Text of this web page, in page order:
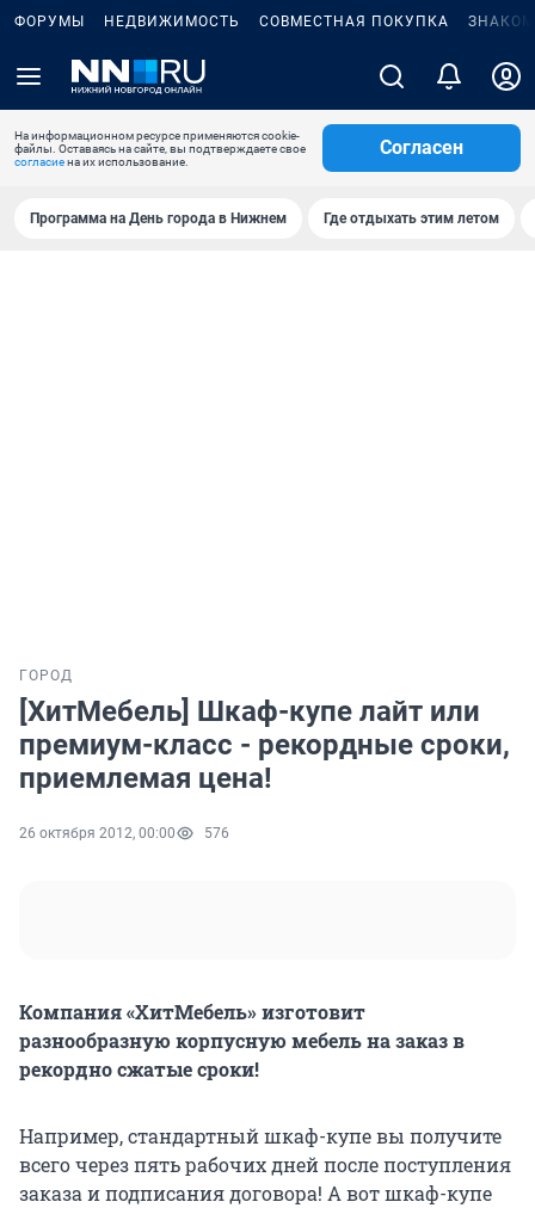
ФОРУМЫ НЕДВИЖИМОСТЬ СОВМЕСТНАЯ ПОКУПКА
На информационном ресурсе применяются cookie-
файлы. Оставаясь на сайте, вы подтверждаете свое
согласиена их использование.
Согласен
Программа на День города в Нижнем Где отдыхать этим летом
ГОРОД
[ХитМебель] Шкаф-купе лайт или
премиум-класс - рекордные сроки,
приемлемая цена!
26 октября 2012, 00:00 576
Компания «ХитМебель» изготовит
разнообразную корпусную мебель на заказ в
рекордно сжатые сроки!
Например, стандартный шкаф-купе вы получите
всего через пять рабочих дней после поступления
заказа и подписания договора! А вот шкаф-купе